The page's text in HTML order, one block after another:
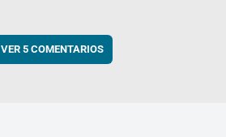
VER5 COMENTARIOS